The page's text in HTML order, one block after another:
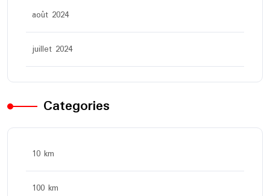
août 2024
juillet 2024
Categories
10 km
100 km